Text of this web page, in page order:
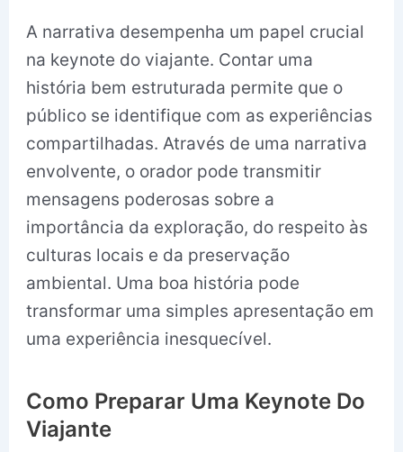
A narrativa desempenha um papel crucial
na keynote do viajante. Contar uma
história bem estruturada permite que o
público se identifique com as experiências
compartilhadas. Através de uma narrativa
envolvente, o orador pode transmitir
mensagens poderosas sobre a
importância da exploração, do respeito às
culturas locais e da preservação
ambiental. Uma boa história pode
transformar uma simples apresentação em
uma experiência inesquecível.
Como Preparar Uma Keynote Do
Viajante